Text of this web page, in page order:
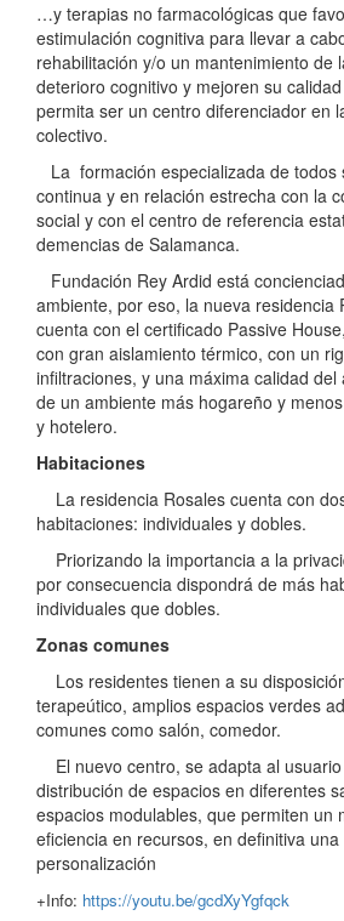
…y terapias no farmacológicas que
estimulación cognitiva para llevar a
rehabilitación y/o un mantenimiento de
deterioro cognitivo y mejoren su
permita ser un centro diferenciador en
colectivo.
La formación especializada de todos
continua y en relación estrecha con la
social y con el centro de referencia
demencias de Salamanca.
Fundación Rey Ardid está
ambiente, por eso, la nueva residencia
cuenta con el certificado Passive
con gran aislamiento térmico, con un
infiltraciones, y una máxima calidad
de un ambiente más hogareño y
y hotelero.
Habitaciones
La residencia Rosales cuenta con
habitaciones: individuales y dobles.
Priorizando la importancia a la
por consecuencia dispondrá de más
individuales que dobles.
Zonas comunes
Los residentes tienen a su
terapeútico, amplios espacios verdes
comunes como salón, comedor.
El nuevo centro, se adapta al
distribución de espacios en diferentes
espacios modulables, que permiten un
eficiencia en recursos, en definitiva
personalización
+Info: https://youtu.be/gcdXyYgfqck